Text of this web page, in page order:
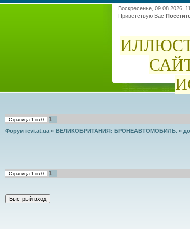
Воскресенье, 09.08.2026,
Приветствую Вас
Страница 1 из 0 1
Форум icvi.at.ua » ВЕЛИКОБРИТАНИЯ: БРОНЕАВТОМОБИЛЬ. »
Страница 1 из 0
1